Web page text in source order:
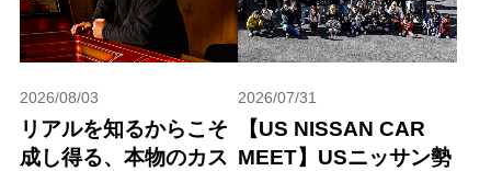
2026/08/03
リアルを知るからこそ
成し得る、本物のカス
2026/07/31
【US NISSAN CAR
MEET】USニッサン勢